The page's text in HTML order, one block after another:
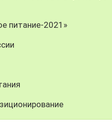
питание-2021»